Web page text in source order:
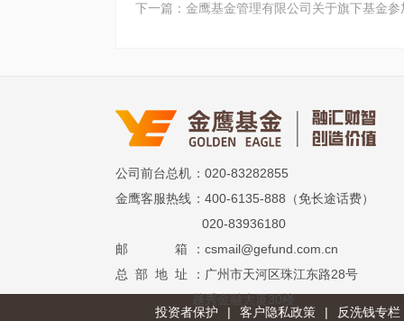
下一篇：金鹰基金管理有限公司关于旗下基金
公司前台总机 ：020-83282855
金鹰客服热线 ：400-6135-888（免长途话费）
020-83936180
邮 箱
：csmail@gefund.com.cn
总 部 地 址
：广州市天河区珠江东路28号
越秀金融大厦30楼
投资者保护
| 客户隐私政策 |
反洗钱专栏